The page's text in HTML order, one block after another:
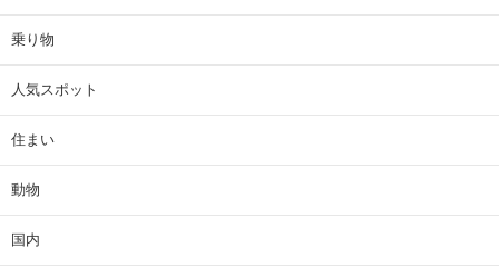
乗り物
人気スポット
住まい
動物
国内